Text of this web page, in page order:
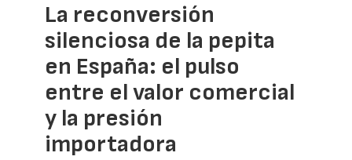
La reconversión
silenciosa de la pepita
en España: el pulso
entre el valor comercial
y la presión
importadora